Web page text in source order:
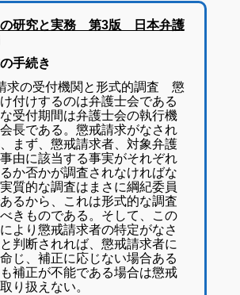
の研究と実務 第3版 日本弁護
手続き
求の受付機関と形式的調査 懲
付けするのは弁護士会である
受付期間は弁護士会の執行機
長である。懲戒請求がなされ
まず、懲戒請求者、対象弁護
由に該当する事実がそれぞれ
か否かが調査されなければな
質的な調査はまさに綱紀委員
るから、これは形式的な調査
きものである。そして、この
より懲戒請求者の特定がなさ
判断されれば、懲戒請求者に
じ、補正に応じない場合ある
補正が不能である場合は懲戒
り扱えない。